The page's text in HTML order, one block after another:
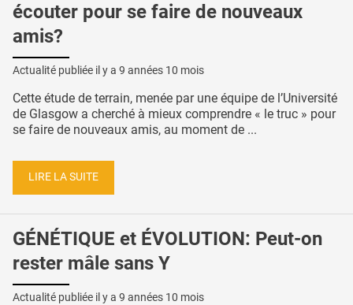
écouter pour se faire de nouveaux
amis?
Actualité publiée il y a 9 années 10 mois
Cette étude de terrain, menée par une équipe de l’Université
de Glasgow a cherché à mieux comprendre « le truc » pour
se faire de nouveaux amis, au moment de ...
LIRE LA SUITE
GÉNÉTIQUE et ÉVOLUTION: Peut-on
rester mâle sans Y
Actualité publiée il y a 9 années 10 mois